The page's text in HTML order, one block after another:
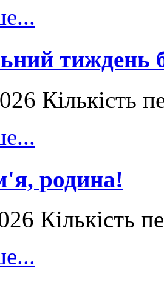
тиждень
Кількість
родина!
Кількість